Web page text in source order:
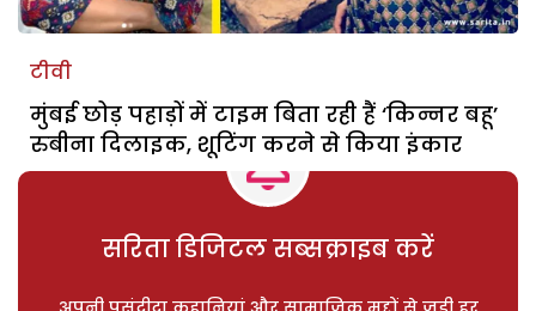
टीवी
मुंबई छोड़ पहाड़ों में टाइम बिता रही हैं ‘किन्नर बहू’
रुबीना दिलाइक, शूटिंग करने से किया इंकार
सरिता डिजिटल सब्सक्राइब करें